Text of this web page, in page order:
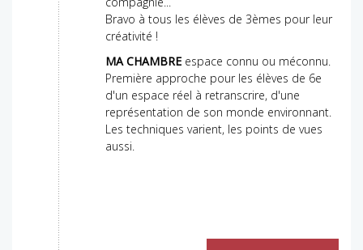
Bravo à tous les élèves de 3èmes pour leur
créativité !
MA CHAMBRE espace connu ou méconnu.
Première approche pour les élèves de 6e
d'un espace réel à retranscrire, d'une
représentation de son monde environnant.
Les techniques varient, les points de vues
aussi.